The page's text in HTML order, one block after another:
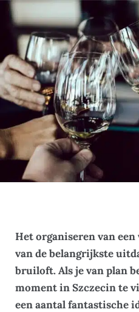
Het organiseren van
van de belangrijkste
bruiloft. Als je van plan
moment in Szczecin te
een aantal fantastische